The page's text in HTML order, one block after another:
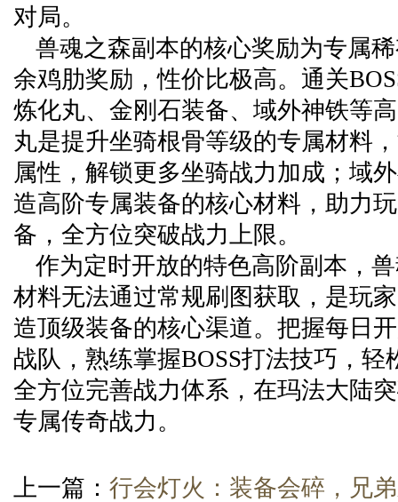
对局。
兽魂之森副本的核心奖励为专属
余鸡肋奖励，性价比极高。通关
炼化丸、金刚石装备、域外神铁等
丸是提升坐骑根骨等级的专属材料
属性，解锁更多坐骑战力加成；域
造高阶专属装备的核心材料，助力
备，全方位突破战力上限。
作为定时开放的特色高阶副本，
材料无法通过常规刷图获取，是玩
造顶级装备的核心渠道。把握每日
战队，熟练掌握BOSS打法技巧，轻
全方位完善战力体系，在玛法大陆
专属传奇战力。
上一篇： 行会灯火：装备会碎，兄